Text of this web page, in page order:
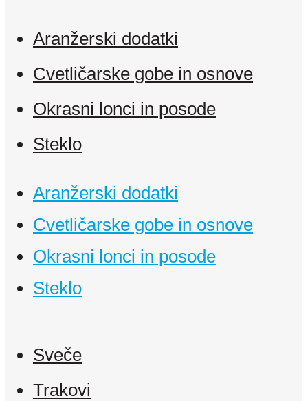
Aranžerski dodatki
Cvetličarske gobe in osnove
Okrasni lonci in posode
Steklo
Aranžerski dodatki
Cvetličarske gobe in osnove
Okrasni lonci in posode
Steklo
Sveče
Trakovi